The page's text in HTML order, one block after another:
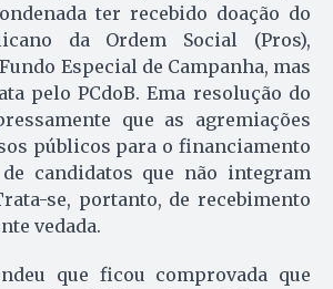
ter recebido doação do
da Ordem Social (Pros),
Especial de Campanha, mas
pelo PCdoB. Ema resolução do
que as agremiações
públicos para o financiamento
candidatos que não integram
se, portanto, de recebimento
vedada.
que ficou comprovada que